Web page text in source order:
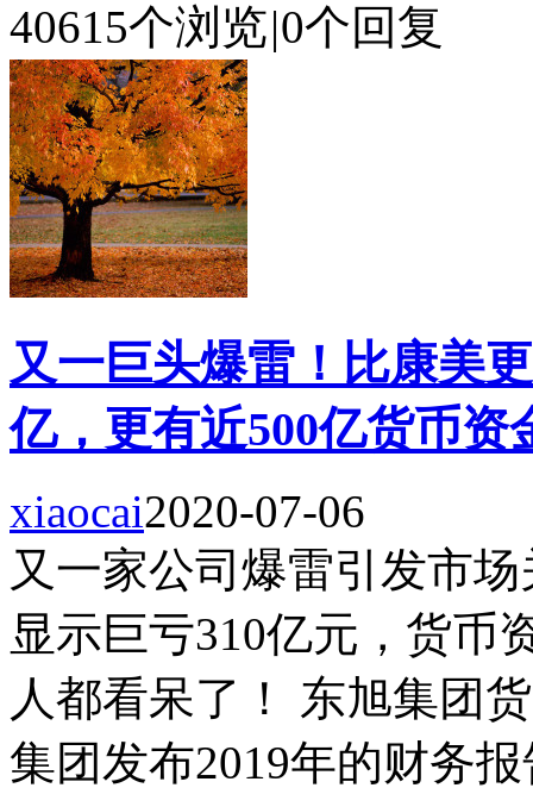
40615个浏览|0个回复
又一巨头爆雷！比康美
亿，更有近500亿货币
xiaocai2020-07-06
又一家公司爆雷引发市
显示巨亏310亿元，货币
人都看呆了！ 东旭集团
集团发布2019年的财务